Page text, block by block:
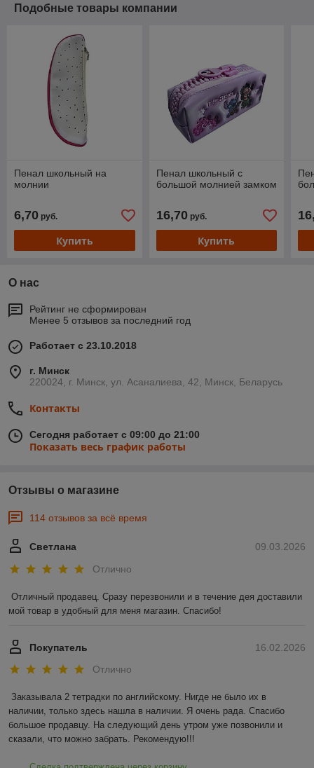
Подобные товары компании
Пенал школьный на
молнии
6,70 руб.
Купить
Пенал школьный с
большой молнией замком
16,70руб.
Купить
О нас
Рейтинг не сформирован
Менее 5 отзывов за последний год
Работает с 23.10.2018
г. Минск
220024, г. Минск, ул. Асаналиева, 42, Минск, Беларусь
Контакты
Сегодня работает с 09:00 до 21:00
Показать весь график работы
Отзывы о магазине
114 отзывов за всё время
09.03.2026
Светлана
Отлично
Отличный продавец. Сразу перезвонили и в течение дея доставили
мой товар в удобный для меня магазин. Спасибо!
16.02.2026
Покупатель
Отлично
Заказывала 2 тетрадки по английскому. Нигде не было их в
наличии, только здесь нашла в наличии. Я очень рада. Спасибо
большое продавцу. На следующий день утром уже позвонили и
сказали, что можно забрать. Рекомендую!!!